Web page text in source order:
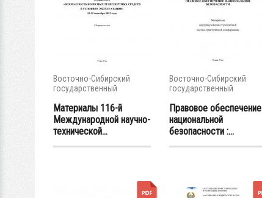
Восточно-Сибирский
государственный
Материалы 116-й
Международной научно-
технической...
Восточно-Сибирский
государственный
Правовое обеспечение
национальной
безопасности :...